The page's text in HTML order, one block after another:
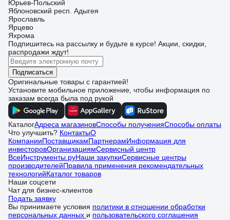
Юрьев-Польский
Яблоновский респ. Адыгея
Ярославль
Ярцево
Яхрома
Подпишитесь на рассылку и будьте в курсе! Акции, скидки,
распродажи ждут!
Подписаться
Оригинальные товары с гарантией!
Установите мобильное приложение, чтобы информация по
заказам всегда была под рукой
КаталогАдреса магазиновСпособы полученияСпособы оплаты
Что улучшить? КонтактыО
КомпанииПоставщикамПартнерамИнформация для
инвесторовОрганизациямСервисный центр
ВсеИнструменты.руНаши закупкиСервисные центры
производителейПравила применения рекомендательных
технологийКаталог товаров
Наши соцсети
Чат для бизнес-клиентов
Подать заявку
Вы принимаете условия политики в отношении обработки
персональных данных и пользовательского соглашения